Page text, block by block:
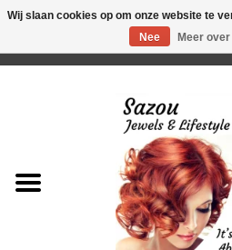
Just for Him
Wij slaan cookies op om onze website te
Nee
Meer